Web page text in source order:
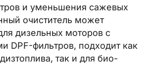
и уменьшения сажевых
очиститель может
дизельных моторов с
DPF-фильтров, подходит как
так и для био-